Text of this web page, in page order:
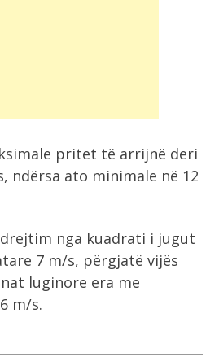
pritet të arrijnë deri
ndërsa ato minimale në 12
nga kuadrati i jugut
7 m/s, përgjatë vijës
luginore era me
m/s.